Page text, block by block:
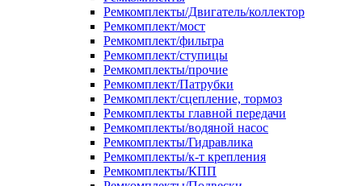
Ремкомплекты/Двигатель/коллектор
Ремкомплект/мост
Ремкомплект/фильтра
Ремкомплект/ступицы
Ремкомплекты/прочие
Ремкомплект/Патрубки
Ремкомплект/сцепление, тормоз
Ремкомплекты главной передачи
Ремкомплекты/водяной насос
Ремкомплекты/Гидравлика
Ремкомплекты/к-т крепления
Ремкомплекты/КПП